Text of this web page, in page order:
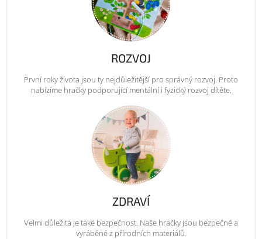
ROZVOJ
První roky života jsou ty nejdůležitější pro správný rozvoj. Proto
nabízíme hračky podporující mentální i fyzický rozvoj dítěte.
ZDRAVÍ
Velmi důležitá je také bezpečnost. Naše hračky jsou bezpečné a
vyráběné z přírodních materiálů.